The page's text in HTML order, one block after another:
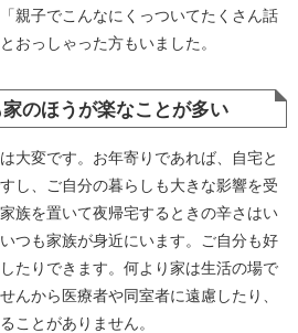
親子でこんなにくっついてたくさん話
おっしゃった方もいました。
のほうが楽なことが多い
大変です。お年寄りであれば、自宅と
し、ご自分の暮らしも大きな影響を受
族を置いて夜帰宅するときの辛さはい
つも家族が身近にいます。ご自分も好
たりできます。何より家は生活の場で
んから医療者や同室者に遠慮したり、
ことがありません。